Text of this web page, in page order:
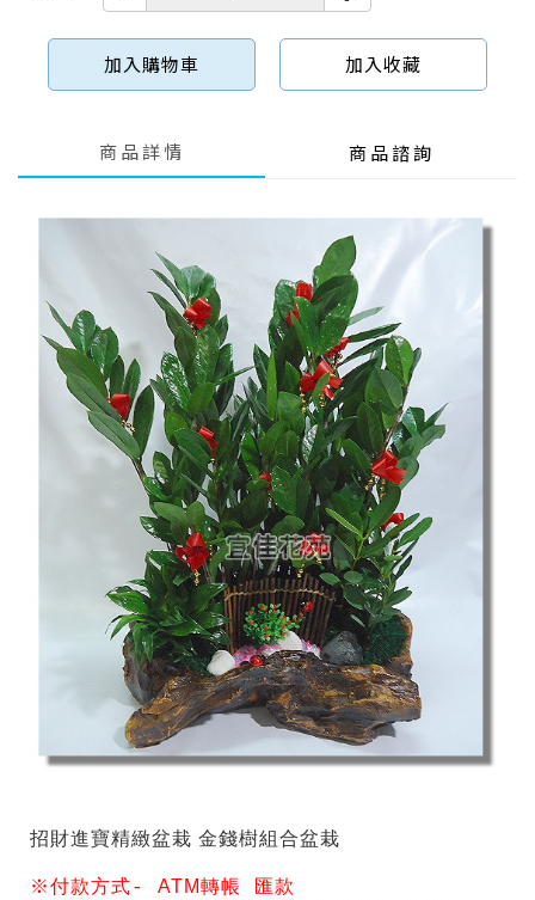
加入購物車 加入收藏
商品詳情 商品諮詢
招財進寶精緻盆栽 金錢樹組合盆栽
※付款方式-ATM轉帳 匯款